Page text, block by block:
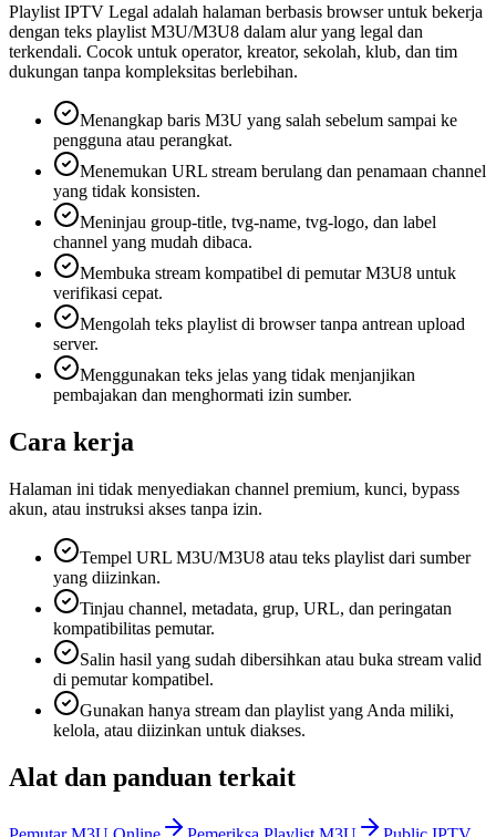
Playlist IPTV Legal adalah halaman berbasis browser untuk bekerja
dengan teks playlist M3U/M3U8 dalam alur yang legal dan
terkendali. Cocok untuk operator, kreator, sekolah, klub, dan tim
dukungan tanpa kompleksitas berlebihan.
Menangkap baris M3U yang salah sebelum sampai ke
pengguna atau perangkat.
Menemukan URL stream berulang dan penamaan channel
yang tidak konsisten.
Meninjau group-title, tvg-name, tvg-logo, dan label
channel yang mudah dibaca.
Membuka stream kompatibel di pemutar M3U8 untuk
verifikasi cepat.
Mengolah teks playlist di browser tanpa antrean upload
server.
Menggunakan teks jelas yang tidak menjanjikan
pembajakan dan menghormati izin sumber.
Cara kerja
Halaman ini tidak menyediakan channel premium, kunci, bypass
akun, atau instruksi akses tanpa izin.
Tempel URL M3U/M3U8 atau teks playlist dari sumber
yang diizinkan.
Tinjau channel, metadata, grup, URL, dan peringatan
kompatibilitas pemutar.
Salin hasil yang sudah dibersihkan atau buka stream valid
di pemutar kompatibel.
Gunakan hanya stream dan playlist yang Anda miliki,
kelola, atau diizinkan untuk diakses.
Alat dan panduan terkait